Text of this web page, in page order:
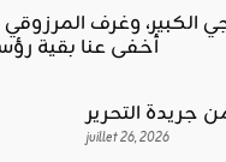
الكبير، وغرف المرزوقي
أخفى عنا بقية
juillet 26, 2026